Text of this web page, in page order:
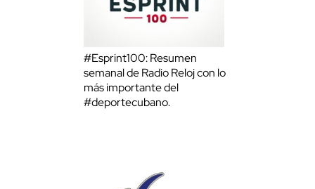
#Esprint100: Resumen
semanal de Radio Reloj con lo
más importante del
#deportecubano.